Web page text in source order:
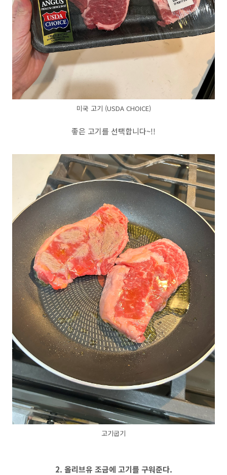
미국 고기 (USDA CHOICE)
좋은 고기를 선택합니다~!!
고기굽기
2. 올리브유 조금에 고기를 구워준다.